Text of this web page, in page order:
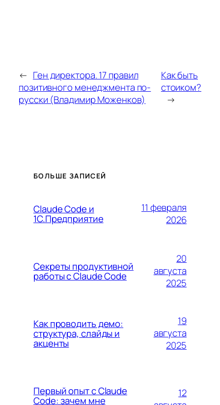
← Ген директора. 17 правил
позитивного менеджмента по-
русски (Владимир Моженков)
Как быть
стоиком?
→
БОЛЬШЕ ЗАПИСЕЙ
Claude Code и
1С.Предприятие
11 февраля
2026
Секреты продуктивной
работы с Claude Code
20
августа
2025
Как проводить демо:
структура, слайды и
акценты
19
августа
2025
Первый опыт с Claude
Code: зачем мне
12